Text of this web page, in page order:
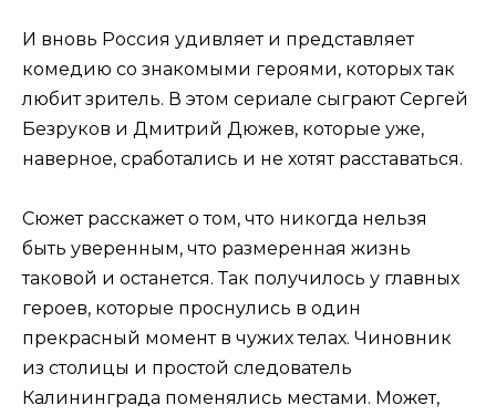
И вновь Россия удивляет и представляет
комедию со знакомыми героями, которых так
любит зритель. В этом сериале сыграют Сергей
Безруков и Дмитрий Дюжев, которые уже,
наверное, сработались и не хотят расставаться.
Сюжет расскажет о том, что никогда нельзя
быть уверенным, что размеренная жизнь
таковой и останется. Так получилось у главных
героев, которые проснулись в один
прекрасный момент в чужих телах. Чиновник
из столицы и простой следователь
Калининграда поменялись местами. Может,